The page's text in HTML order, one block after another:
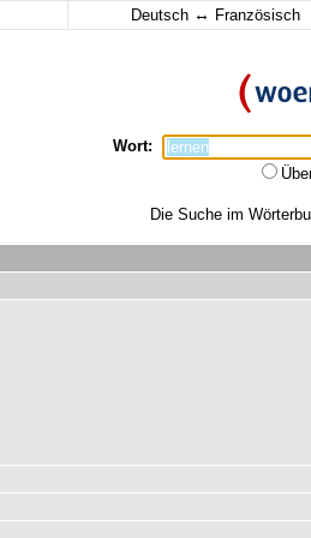
Deutsch ↔ Französisch
Wort:
Die Suche im